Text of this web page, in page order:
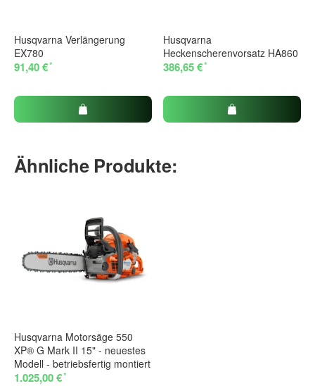
Husqvarna Verlängerung
EX780
91,40 €*
Husqvarna
Heckenscherenvorsatz HA860
386,65 €*
Ähnliche Produkte:
Husqvarna Motorsäge 550
XP® G Mark II 15" - neuestes
Modell - betriebsfertig montiert
1.025,00 €*